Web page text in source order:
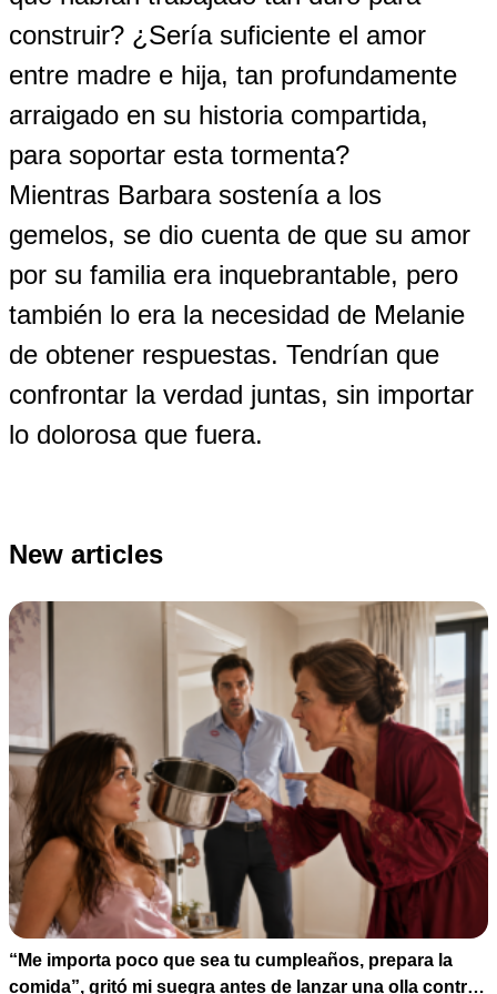
construir? ¿Sería suficiente el amor
entre madre e hija, tan profundamente
arraigado en su historia compartida,
para soportar esta tormenta?
Mientras Barbara sostenía a los
gemelos, se dio cuenta de que su amor
por su familia era inquebrantable, pero
también lo era la necesidad de Melanie
de obtener respuestas. Tendrían que
confrontar la verdad juntas, sin importar
lo dolorosa que fuera.
New articles
“Me importa poco que sea tu cumpleaños, prepara la
comida”, gritó mi suegra antes de lanzar una olla contra